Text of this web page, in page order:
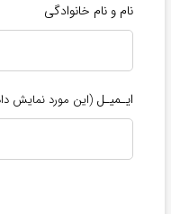
نام و نام خانوادگی
ایـمیـل (این مورد نمایش